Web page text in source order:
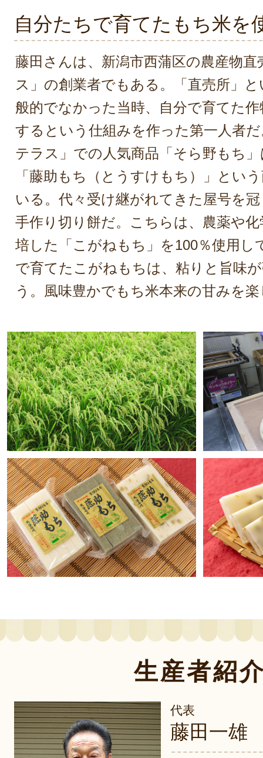
自分たちで育てたもち米を
藤田さんは、新潟市西蒲区の農産物
ス」の創業者でもある。「直売所」
般的でなかった当時、自分で育てた
するという仕組みを作った第一人者
テラス」での人気商品「そら野もち
「藤助もち（とうすけもち）」とい
いる。代々受け継がれてきた屋号を
手作り切り餅だ。こちらは、農薬や
培した「こがねもち」を100％使用し
で育てたこがねもちは、粘りと旨味
う。風味豊かでもち米本来の甘みを
生産者紹
代表
藤田一雄